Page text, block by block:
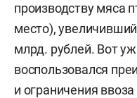
производству мяса
место),
млрд. рублей. Вот
воспользовался
и ограничения